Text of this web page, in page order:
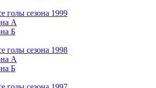
голы сезона 1999
А
Б
голы сезона 1998
А
Б